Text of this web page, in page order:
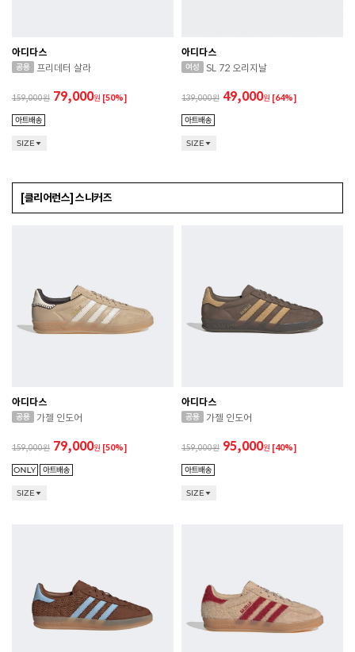
아디다스
프리데터 살라
159,000 79,000원 [50%]
SIZE
아디다스
SL 72 오리지날
139,000 49,000원 [64%]
SIZE
[클리어런스] 스니커즈
아디다스
가젤 인도어
159,000 79,000원 [50%]
SIZE
아디다스
가젤 인도어
159,000 95,000원 [40%]
SIZE